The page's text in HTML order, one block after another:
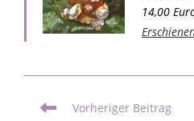
14,00
Vorheriger Beitrag